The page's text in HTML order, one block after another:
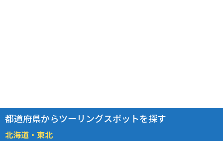
都道府県からツーリングスポットを探す
北海道・東北